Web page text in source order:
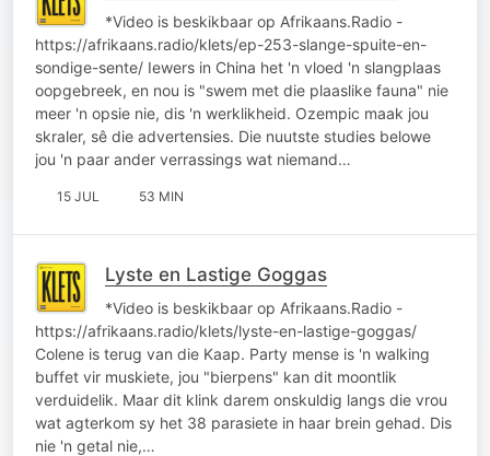
*Video is beskikbaar op Afrikaans.Radio -
https://afrikaans.radio/klets/ep-253-slange-spuite-en-
sondige-sente/ Iewers in China het 'n vloed 'n slangplaas
oopgebreek, en nou is "swem met die plaaslike fauna" nie
meer 'n opsie nie, dis 'n werklikheid. Ozempic maak jou
skraler, sê die advertensies. Die nuutste studies belowe
jou 'n paar ander verrassings wat niemand…
15 JUL 53 MIN
Lyste en Lastige Goggas
*Video is beskikbaar op Afrikaans.Radio -
https://afrikaans.radio/klets/lyste-en-lastige-goggas/
Colene is terug van die Kaap. Party mense is 'n walking
buffet vir muskiete, jou "bierpens" kan dit moontlik
verduidelik. Maar dit klink darem onskuldig langs die vrou
wat agterkom sy het 38 parasiete in haar brein gehad. Dis
nie 'n getal nie,…